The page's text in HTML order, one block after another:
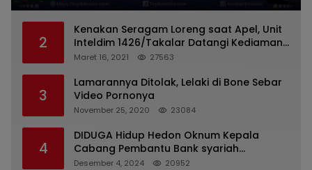
2
Kenakan Seragam Loreng saat Apel, Unit
Inteldim 1426/Takalar Datangi Kediaman
Kasatpol PP
Maret 16, 2021 27563
3
Lamarannya Ditolak, Lelaki di Bone Sebar
Video Pornonya
November 25, 2020 23084
4
DIDUGA Hidup Hedon Oknum Kepala
Cabang Pembantu Bank syariah
Indonesia Unit Hasan Basri di Banjarmasin
Desember 4, 2024 20952